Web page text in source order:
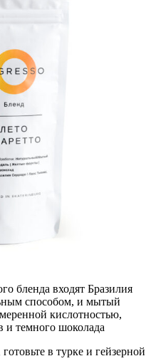
бленда входят Бразилия
способом, и мытый
кислотностью,
и темного шоколада
в турке и гейзерной